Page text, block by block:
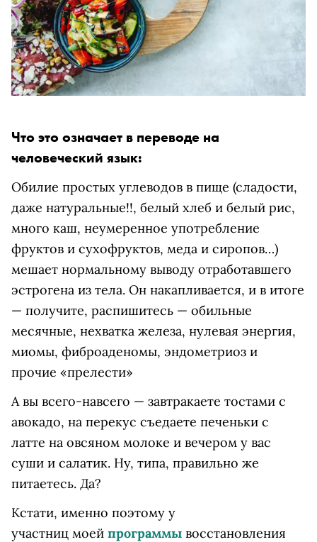
Что это означает в переводе на
человеческий язык:
Обилие простых углеводов в пище (сладости,
даже натуральные!!, белый хлеб и белый рис,
много каш, неумеренное употребление
фруктов и сухофруктов, меда и сиропов…)
мешает нормальному выводу отработавшего
эстрогена из тела. Он накапливается, и в итоге
— получите, распишитесь — обильные
месячные, нехватка железа, нулевая энергия,
миомы, фиброаденомы, эндометриоз и
прочие «прелести»
А вы всего-навсего — завтракаете тостами с
авокадо, на перекус съедаете печеньки с
латте на овсяном молоке и вечером у вас
суши и салатик. Ну, типа, правильно же
питаетесь. Да?
Кстати, именно поэтому у
участниц моей программы восстановления